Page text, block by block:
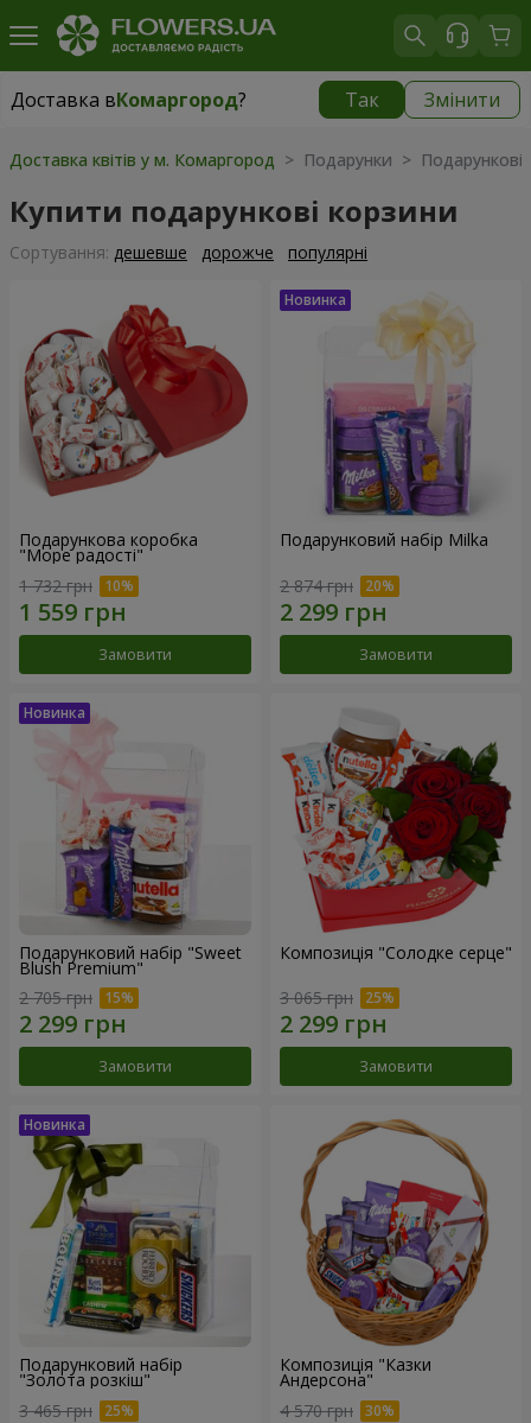
Доставка вКомаргород? Так Змінити
Доставка вКомаргород|
Доставка квітів у м. Комаргород > Подарунки > Подарункові
Купити подарункові корзини
Сортування: дешевше дорожче популярні
Подарункова коробка
"Море радості"
1 732 грн
Замовити
Подарунковий набір Milka
2 874 грн
Замовити
Подарунковий набір "Sweet
Blush Premium"
2 705 грн
Замовити
Композиція "Солодке серце"
3 065 грн
Замовити
Подарунковий набір
"Золота розкіш"
3 465 грн
Композиція "Казки
Андерсона"
4 570 грн